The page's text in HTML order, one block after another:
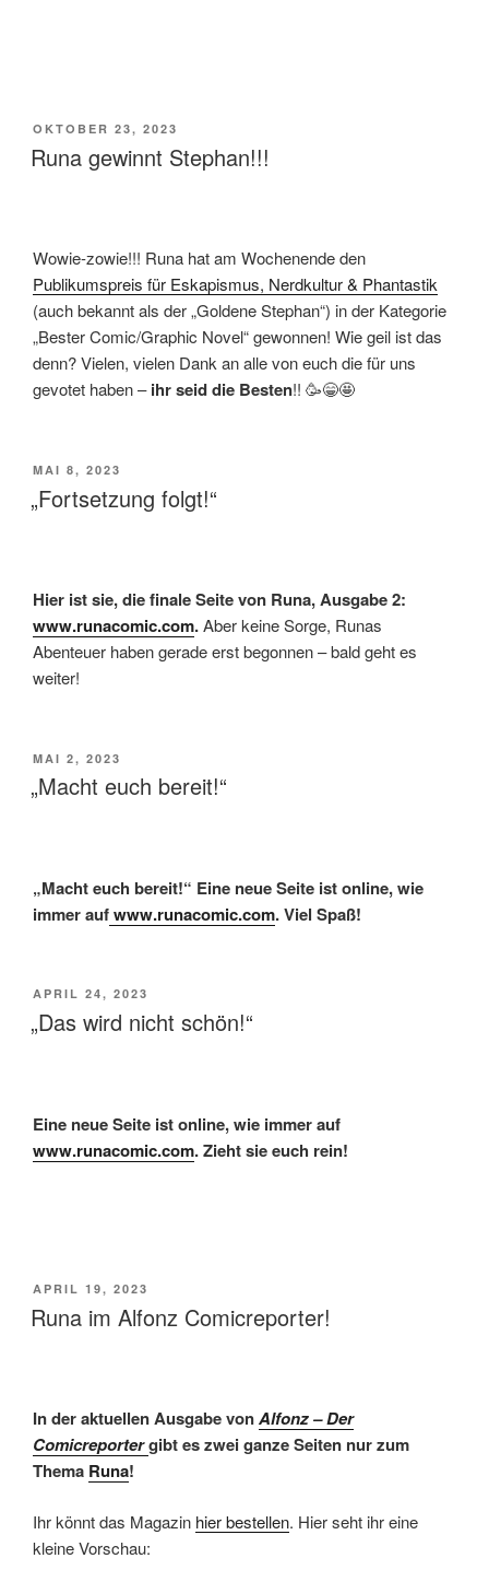
VERÖFFENTLICHT
AM
OKTOBER 23, 2023
Runa gewinnt Stephan!!!
Wowie-zowie!!! Runa hat am Wochenende den
Publikumspreis für Eskapismus, Nerdkultur & Phantastik
(auch bekannt als der „Goldene Stephan“) in der Kategorie
„Bester Comic/Graphic Novel“ gewonnen! Wie geil ist das
denn? Vielen, vielen Dank an alle von euch die für uns
gevotet haben –ihr seid die Besten!! 🥳😁🤩
VERÖFFENTLICHT
AM
MAI 8, 2023
„Fortsetzung folgt!“
Hier ist sie, die finale Seite von Runa, Ausgabe 2:
www.runacomic.com.Aber keine Sorge, Runas
Abenteuer haben gerade erst begonnen – bald geht es
weiter!
VERÖFFENTLICHT
AM
MAI 2, 2023
„Macht euch bereit!“
„Macht euch bereit!“ Eine neue Seite ist online, wie
immer aufwww.runacomic.com. Viel Spaß!
VERÖFFENTLICHT
AM
APRIL 24, 2023
„Das wird nicht schön!“
Eine neue Seite ist online, wie immer auf
www.runacomic.com. Zieht sie euch rein!
VERÖFFENTLICHT
AM
APRIL 19, 2023
Runa im Alfonz Comicreporter!
In der aktuellen Ausgabe vonAlfonz – Der
Comicreportergibt es zwei ganze Seiten nur zum
Thema Runa!
Ihr könnt das Magazin hier bestellen. Hier seht ihr eine
kleine Vorschau: